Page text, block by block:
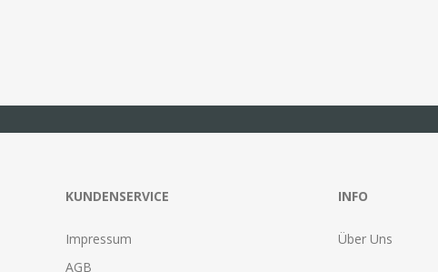
KUNDENSERVICE
Impressum
AGB
INFO
Über Uns